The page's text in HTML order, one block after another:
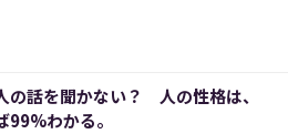
の話を聞かない？ 人の性格は、
99%わかる。